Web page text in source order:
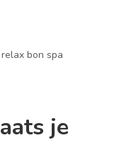
relax bon spa
je